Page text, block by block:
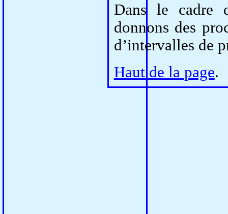
Dans le cadre
donnons des
d’intervalles de
Haut de la page.